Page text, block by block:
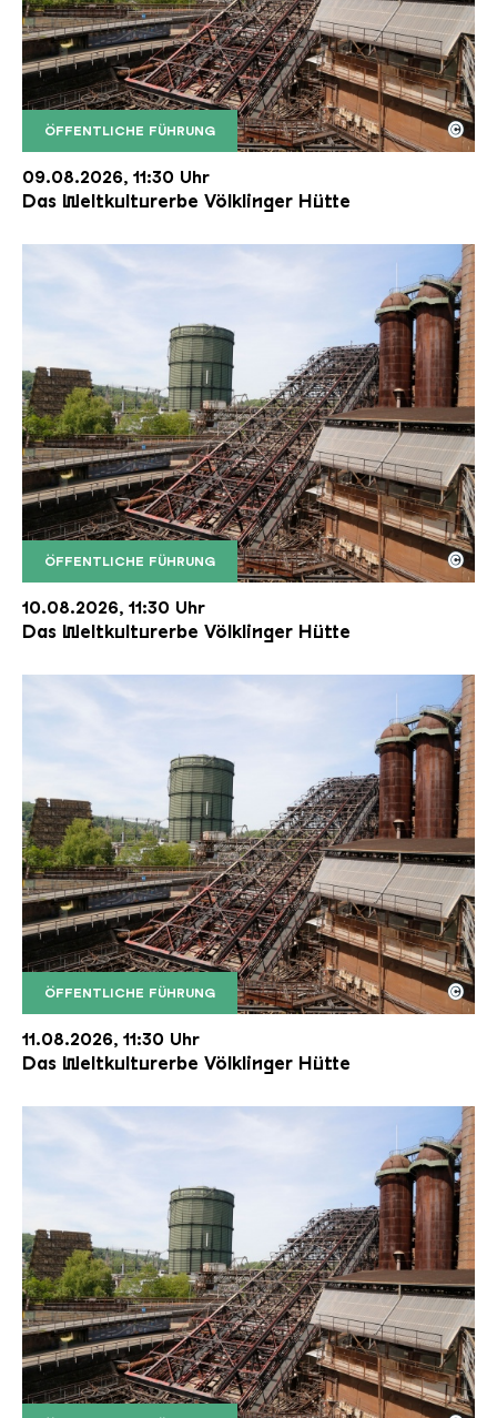
ÖFFENTLICHE FÜHRUNG
Der Erzschrägaufzug der Völklinger Hütte mit
Copyright: Weltkulturerbe Völklinger Hütte | Karl
©
09.08.2026, 11:30 Uhr
Das Weltkulturerbe Völklinger Hütte
ÖFFENTLICHE FÜHRUNG
Der Erzschrägaufzug der Völklinger Hütte mit
Copyright: Weltkulturerbe Völklinger Hütte | Karl
©
10.08.2026, 11:30 Uhr
Das Weltkulturerbe Völklinger Hütte
ÖFFENTLICHE FÜHRUNG
Der Erzschrägaufzug der Völklinger Hütte mit
Copyright: Weltkulturerbe Völklinger Hütte | Karl
©
11.08.2026, 11:30 Uhr
Das Weltkulturerbe Völklinger Hütte